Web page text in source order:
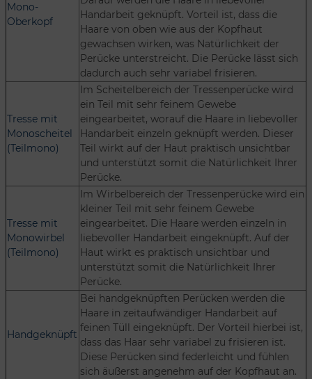
Mono-
Oberkopf
Handarbeit geknüpft. Vorteil ist, dass die
Haare von oben wie aus der Kopfhaut
gewachsen wirken, was Natürlichkeit der
Perücke unterstreicht. Die Perücke lässt sich
dadurch auch sehr variabel frisieren.
Tresse mit
Monoscheitel
(Teilmono)
Im Scheitelbereich der Tressenperücke wird
ein Teil mit sehr feinem Gewebe
eingearbeitet, worauf die Haare in liebevoller
Handarbeit einzeln geknüpft werden. Dieser
Teil wirkt auf der Haut praktisch unsichtbar
und unterstützt somit die Natürlichkeit Ihrer
Perücke.
Tresse mit
Monowirbel
(Teilmono)
Im Wirbelbereich der Tressenperücke wird ein
kleiner Teil mit sehr feinem Gewebe
eingearbeitet. Die Haare werden einzeln in
liebevoller Handarbeit eingeknüpft. Auf der
Haut wirkt es praktisch unsichtbar und
unterstützt somit die Natürlichkeit Ihrer
Perücke.
Handgeknüpft
Bei handgeknüpften Perücken werden die
Haare in zeitaufwändiger Handarbeit auf
feinen Tüll eingeknüpft. Der Vorteil hierbei ist,
dass das Haar sehr variabel zu frisieren ist.
Diese Perücken sind federleicht und fühlen
sich äußerst angenehm auf der Kopfhaut an.